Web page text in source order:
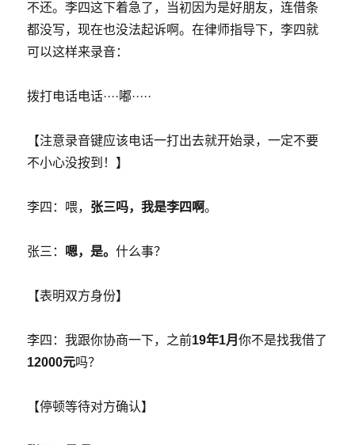
不还。李四这下着急了，当初因为是好朋友，连借条
都没写，现在也没法起诉啊。在律师指导下，李四就
可以这样来录音：
拨打电话电话····嘟·····
【注意录音键应该电话一打出去就开始录，一定不要
不小心没按到！】
李四：喂， 张三吗，我是李四啊。
张三： 嗯，是。什么事？
【表明双方身份】
李四：我跟你协商一下，之前19年1月你不是找我借了
12000元吗？
【停顿等待对方确认】